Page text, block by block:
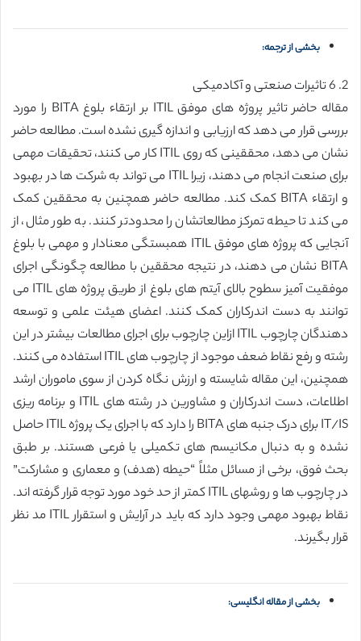
بخشی از ترجمه:
2. 6 تاثیرات صنعتی و آکادمیکی
مقاله حاضر تاثیر پروژه های موفق ITIL بر ارتقاء بلوغ BITA را مورد
بررسی قرار می دهد که ارزیابی و اندازه گیری نشده است. مطالعه حاضر
نشان می دهد، محققینی که روی ITIL کار می کنند، تحقیقات مهمی
برای صنعت انجام می دهند، زیرا ITIL می تواند به شرکت ها در بهبود
و ارتقاء BITA کمک کند. مطالعه حاضر همچنین به محققین کمک
می کند تا حیطه تمرکز مطالعاتشان را محدودتر کنند. به طور مثال، از
آنجایی که پروژه های موفق ITIL همبستگی معنادار و مهمی با بلوغ
BITA نشان می دهند، در نتیجه محققین با مطالعه چگونگی اجرای
موفقیت آمیز سطوح بالای آیتم های بلوغ از طریق پروژه های ITIL می
توانند به دست اندرکاران کمک کنند. اعضای هیئت علمی و توسعه
دهندگان چارچوب ITIL ازاین چارچوب برای اجرای مطالعات بیشتر در این
رشته و رفع نقاط ضعف موجود از چارچوب های ITIL استفاده می کنند.
همچنین، این مقاله شایسته و ارزش نگاه کردن از سوی ماموران ارشد
اطلاعات، دست اندرکاران و مشاورین در رشته های ITIL و برنامه ریزی
IT/IS برای درک جنبه های BITA را دارد که با اجرای یک پروژه ITIL حاصل
نشده و به دنبال مکانیسم های تکمیلی یا فرعی هستند. بر طبق
بحث فوق، برخی از مسائل مثلاً “حیطه (هدف) و معماری و مشارکت”
در چارچوب ها و روشهای ITIL کمتر از حد خود مورد توجه قرار گرفته اند.
نقاط بهبود مهمی وجود دارد که باید در آرایش و استقرار ITIL مد نظر
قرار بگیرند.
بخشی از مقاله انگلیسی: